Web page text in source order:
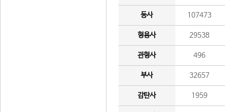
동사 107473
형용사 29538
관형사 496
부사 32657
감탄사 1959